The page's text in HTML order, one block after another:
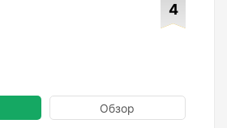
4
Обзор